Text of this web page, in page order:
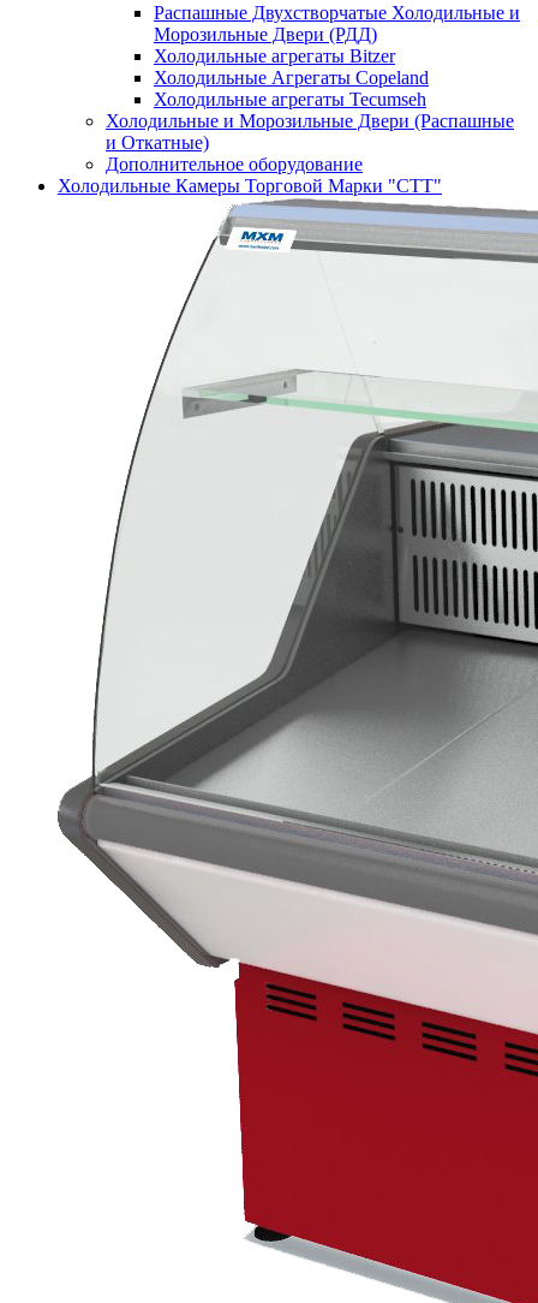
Распашные Двухстворчатые Холодильные и
Морозильные Двери (РДД)
Холодильные агрегаты Bitzer
Холодильные Агрегаты Copeland
Холодильные агрегаты Tecumseh
Холодильные и Морозильные Двери (Распашные
и Откатные)
Дополнительное оборудование
Холодильные Камеры Торговой Марки "СТТ"